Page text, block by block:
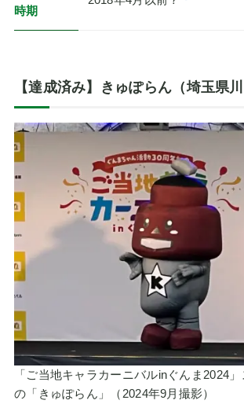
時期
【達成済み】きゅぽらん（埼玉県川
「ご当地キャラカーニバルinぐんま2024
の「きゅぽらん」（2024年9月撮影）